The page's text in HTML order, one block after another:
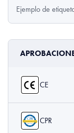
Ejemplo de
CE
CPR